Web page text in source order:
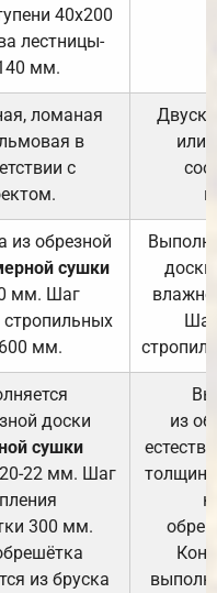
40х200
лестницы-
мм.
ломаная
в
с
или
из обрезной
сушки
мм. Шаг
стропильных
мм.
доски
доски
сушки
22 мм. Шаг
300 мм.
из бруска
из